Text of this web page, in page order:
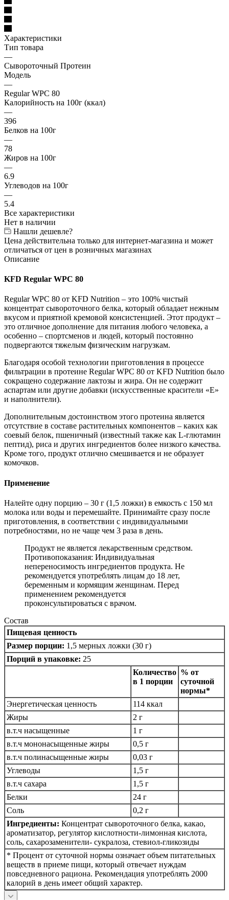
Характеристики
Тип товара
—
Сывороточный Протеин
Модель
—
Regular WPC 80
Калорийность на 100г (ккал)
—
396
Белков на 100г
—
78
Жиров на 100г
—
6.9
Углеводов на 100г
—
5.4
Все характеристики
Нет в наличии
Нашли дешевле?
Цена действительна только для интернет-магазина и может
отличаться от цен в розничных магазинах
Описание
KFD Regular WPC 80
Regular WPC 80 от KFD Nutrition – это 100% чистый
концентрат сывороточного белка, который обладает нежным
вкусом и приятной кремовой консистенцией. Этот продукт –
это отличное дополнение для питания любого человека, а
особенно – спортсменов и людей, который постоянно
подвергаются тяжелым физическим нагрузкам.
Благодаря особой технологии приготовления в процессе
фильтрации в протеине Regular WPC 80 от KFD Nutrition было
сокращено содержание лактозы и жира. Он не содержит
аспартам или другие добавки (искусственные красители «Е»
и наполнители).
Дополнительным достоинством этого протеина является
отсутствие в составе растительных компонентов – каких как
соевый белок, пшеничный (известный также как L-глютамин
пептид), риса и других ингредиентов более низкого качества.
Кроме того, продукт отлично смешивается и не образует
комочков.
Применение
Налейте одну порцию – 30 г (1,5 ложки) в емкость с 150 мл
молока или воды и перемешайте. Принимайте сразу после
приготовления, в соответствии с индивидуальными
потребностями, но не чаще чем 3 раза в день.
Продукт не является лекарственным средством.
Противопоказания: Индивидуальная
непереносимость ингредиентов продукта. Не
рекомендуется употреблять лицам до 18 лет,
беременным и кормящим женщинам. Перед
применением рекомендуется
проконсультироваться с врачом.
Состав
Пищевая ценность
Размер порции: 1,5 мерных ложки (30 г)
Порций в упаковке: 25
Количество
в 1 порции
% от
суточной
нормы*
Энергетическая ценность
114 ккал
Жиры
2 г
в.т.ч насыщенные
1 г
в.т.ч мононасыщенные жиры
0,5 г
в.т.ч полинасыщенные жиры
0,03 г
Углеводы
1,5 г
в.т.ч сахара
1,5 г
Белки
24 г
Соль
0,2 г
Ингредиенты: Концентрат сывороточного белка, какао,
ароматизатор, регулятор кислотности-лимонная кислота,
соль, сахарозаменители- сукралоза, стевиол-гликозиды
* Процент от суточной нормы означает объем питательных
веществ в приеме пищи, который отвечает нуждам
повседневного рациона. Рекомендация употреблять 2000
калорий в день имеет общий характер.